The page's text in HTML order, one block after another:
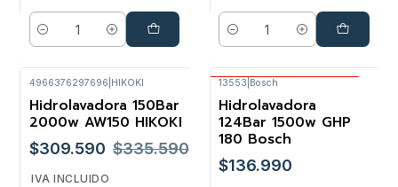
Cantidad Cantidad
-8%
4966376297696 HIKOKI
Hidrolavadora 150Bar
2000w AW150 HIKOKI
$309.590 $335.590
IVA INCLUIDO
Envío Gratis Bosch
13553 Bosch
Hidrolavadora
124Bar 1500w GHP
180 Bosch
$136.990